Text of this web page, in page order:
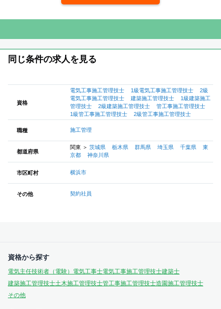
同じ条件の求人を見る
資格
電気工事施工管理技士 1級電気工事施工管理技士
2級
電気工事施工管理技士
建築施工管理技士
1級建築施工
管理技士
2級建築施工管理技士
管工事施工管理技士
1級管工事施工管理技士
2級管工事施工管理技士
職種 施工管理
都道府県
関東 ＞ 茨城県 栃木県 群馬県 埼玉県 千葉県
東
京都
神奈川県
市区町村 横浜市
その他 契約社員
資格から探す
電気主任技術者（電験） 電気工事士電気工事施工管理技士建築士
建築施工管理技士土木施工管理技士管工事施工管理技士造園施工管理技士
その他